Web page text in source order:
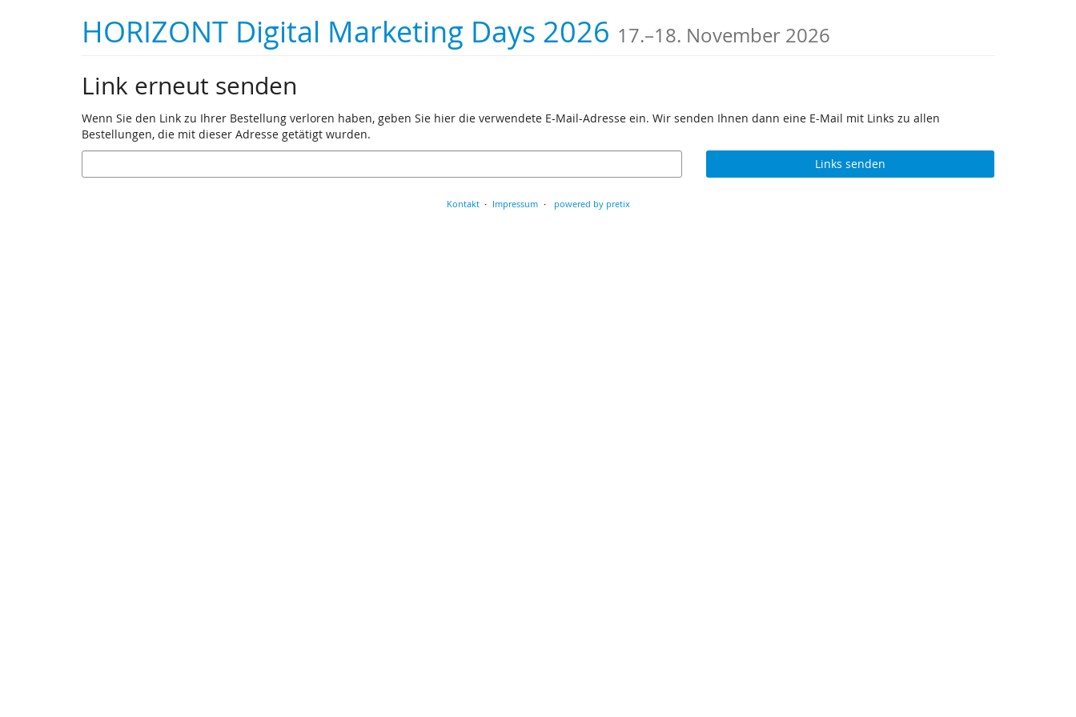
HORIZONT Digital Marketing Days 2026 17.–bis
18. November 2026
Link erneut senden
Wenn Sie den Link zu Ihrer Bestellung verloren haben, geben Sie hier die verwendete E-Mail-Adresse ein. Wir senden Ihnen dann eine E-Mail mit Links zu allen
Bestellungen, die mit dieser Adresse getätigt wurden.
E-
Mail
Links senden
Kontakt Impressum powered by pretix